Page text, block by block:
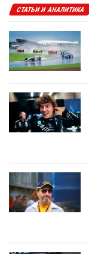
СТАТЬИ И АНАЛИТИКА